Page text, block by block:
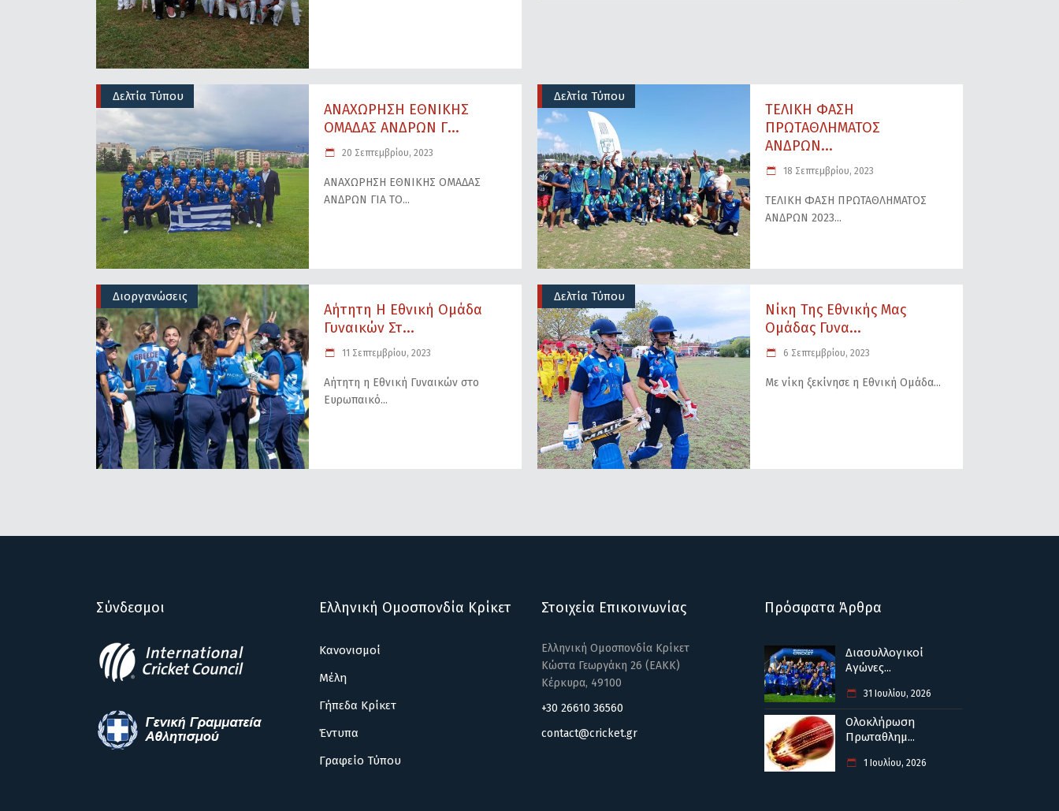
Δελτία Τύπου
ΑΝΑΧΩΡΗΣΗ ΕΘΝΙΚΗΣ
ΟΜΑΔΑΣ ΑΝΔΡΩΝ Γ...
20 Σεπτεμβρίου, 2023
ΑΝΑΧΩΡΗΣΗ ΕΘΝΙΚΗΣ ΟΜΑΔΑΣ
ΑΝΔΡΩΝ ΓΙΑ ΤΟ
Δελτία Τύπου
ΤΕΛΙΚΗ ΦΑΣΗ
ΠΡΩΤΑΘΛΗΜΑΤΟΣ
ΑΝΔΡΩΝ...
18 Σεπτεμβρίου, 2023
ΤΕΛΙΚΗ ΦΑΣΗ ΠΡΩΤΑΘΛΗΜΑΤΟΣ
ΑΝΔΡΩΝ 2023
Διοργανώσεις
Αήτητη Η Εθνική Ομάδα
Γυναικών Στ...
11 Σεπτεμβρίου, 2023
Αήτητη η Εθνική Γυναικών στο
Ευρωπαικό
Δελτία Τύπου
Νίκη Της Εθνικής Μας
Ομάδας Γυνα...
6 Σεπτεμβρίου, 2023
Με νίκη ξεκίνησε η Εθνική Ομάδα
Σύνδεσμοι Ελληνική Ομοσπονδία Κρίκετ
Κανονισμοί
Μέλη
Γήπεδα Κρίκετ
Έντυπα
Γραφείο Τύπου
Στοιχεία Επικοινωνίας
Ελληνική Ομοσπονδία Κρίκετ
Κώστα Γεωργάκη 26 (ΕΑΚΚ)
Κέρκυρα, 49100
+30 26610 36560
contact@cricket.gr
Πρόσφατα Άρθρα
Διασυλλογικοί
Αγώνες...
31 Ιουλίου, 2026
Ολοκλήρωση
Πρωταθλημ...
1 Ιουλίου, 2026